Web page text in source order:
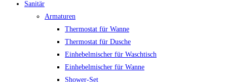
Sanitär
Armaturen
Thermostat für Wanne
Thermostat für Dusche
Einhebelmischer für Waschtisch
Einhebelmischer für Wanne
Shower-Set